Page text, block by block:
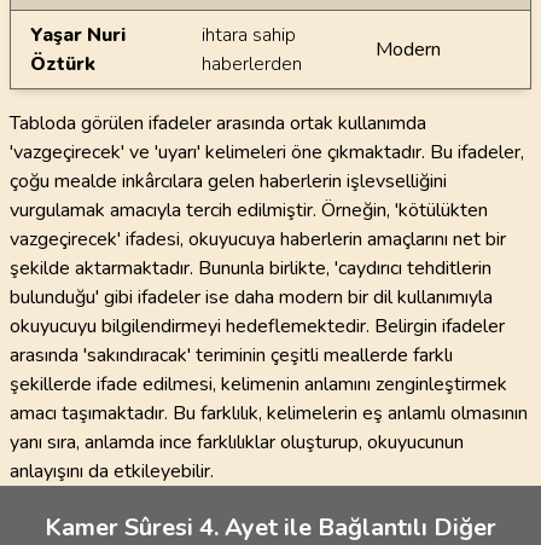
Yaşar Nuri
Öztürk
ihtara sahip
haberlerden
Modern
Tabloda görülen ifadeler arasında ortak kullanımda
'vazgeçirecek' ve 'uyarı' kelimeleri öne çıkmaktadır. Bu ifadeler,
çoğu mealde inkârcılara gelen haberlerin işlevselliğini
vurgulamak amacıyla tercih edilmiştir. Örneğin, 'kötülükten
vazgeçirecek' ifadesi, okuyucuya haberlerin amaçlarını net bir
şekilde aktarmaktadır. Bununla birlikte, 'caydırıcı tehditlerin
bulunduğu' gibi ifadeler ise daha modern bir dil kullanımıyla
okuyucuyu bilgilendirmeyi hedeflemektedir. Belirgin ifadeler
arasında 'sakındıracak' teriminin çeşitli meallerde farklı
şekillerde ifade edilmesi, kelimenin anlamını zenginleştirmek
amacı taşımaktadır. Bu farklılık, kelimelerin eş anlamlı olmasının
yanı sıra, anlamda ince farklılıklar oluşturup, okuyucunun
anlayışını da etkileyebilir.
Kamer Sûresi 4. Ayet ile Bağlantılı Diğer